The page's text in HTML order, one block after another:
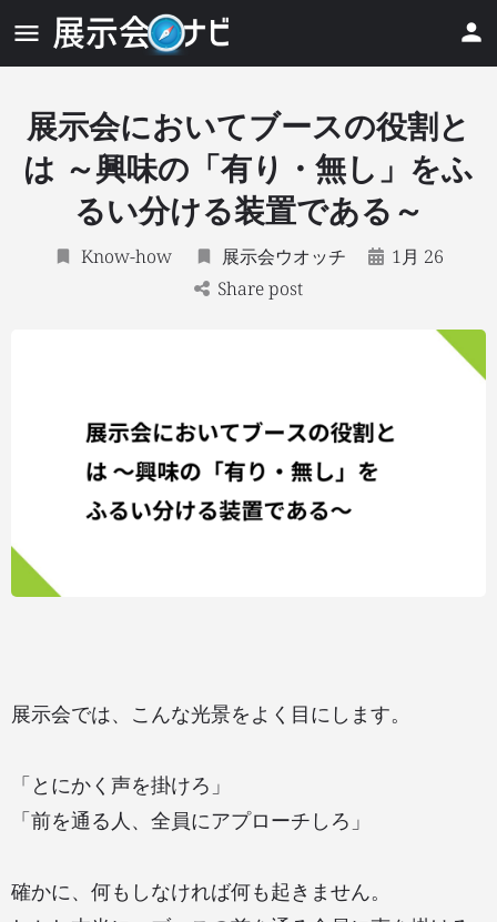
展示会においてブースの役割と
は ～興味の「有り・無し」をふ
るい分ける装置である～
Know-how 展示会ウオッチ
1月 26
Share post
展示会では、こんな光景をよく目にします。
「とにかく声を掛けろ」
「前を通る人、全員にアプローチしろ」
確かに、何もしなければ何も起きません。